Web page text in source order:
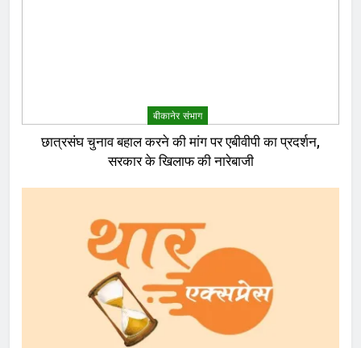
बीकानेर संभाग
छात्रसंघ चुनाव बहाल करने की मांग पर एबीवीपी का प्रदर्शन,
सरकार के खिलाफ की नारेबाजी